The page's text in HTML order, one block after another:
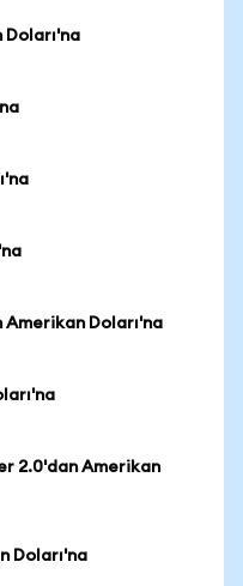
Doları'na
Doları'na
2.0'dan Amerikan
Doları'na